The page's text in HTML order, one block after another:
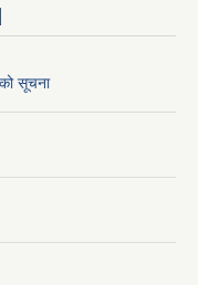
सूचना